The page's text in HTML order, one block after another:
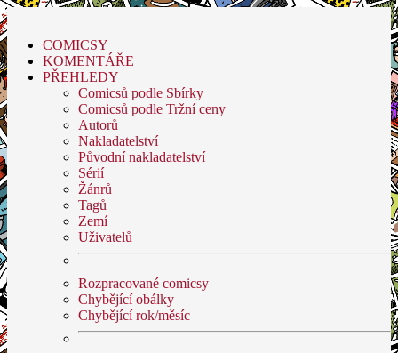
COMICSY
KOMENTÁŘE
PŘEHLEDY
Comicsů podle Sbírky
Comicsů podle Tržní ceny
Autorů
Nakladatelství
Původní nakladatelství
Sérií
Žánrů
Tagů
Zemí
Uživatelů
Rozpracované comicsy
Chybějící obálky
Chybějící rok/měsíc